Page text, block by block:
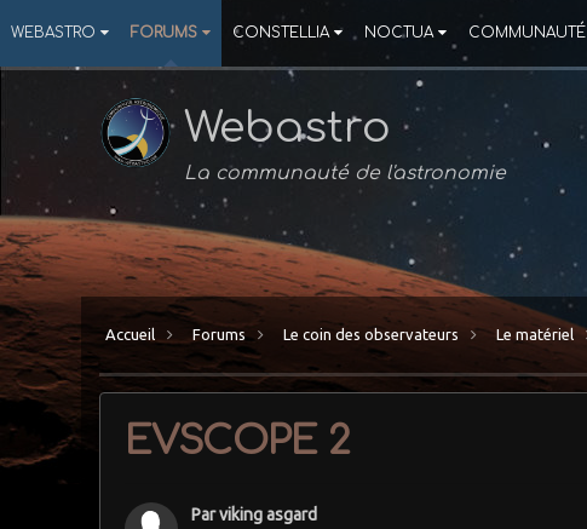
WEBASTRO FORUMS CONSTELLIA NOCTUA COMMUNAUTÉ
Webastro
La communauté de l'astronomie
Accueil Forums Le coin des observateurs Le matériel
EVSCOPE 2
Parviking asgard